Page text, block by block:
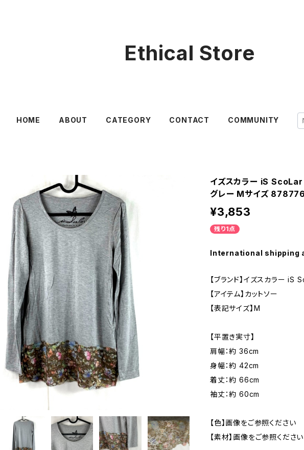
Ethical Store
HOME ABOUT CATEGORY CONTACT COMMUNITY
イズスカラー iS ScoLar
グレー Mサイズ 878776
¥3,853
残り1点
International shipping
【ブランド】イズスカラー iS
【アイテム】カットソー
【表記サイズ】M
【平置き実寸】
肩幅：約 36cm
身幅：約 42cm
着丈：約 66cm
袖丈：約 60cm
【色】画像をご参照ください
【素材】画像をご参照ください